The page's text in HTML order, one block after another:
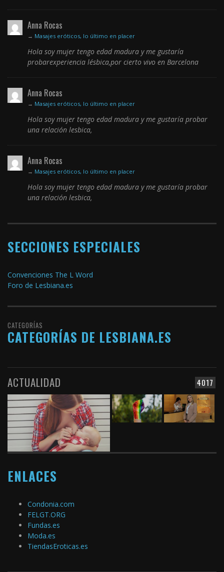
Anna Rocas
→ Masajes eróticos, lo último en placer
Hola soy mujer tengo edad madura y me gustaría
probarexperiencia lésbica,por cierto vivo en Barcelona
Anna Rocas
→ Masajes eróticos, lo último en placer
Hola soy mujer tengo edad madura y me gustaría probar
una relación lesbica,
Anna Rocas
→ Masajes eróticos, lo último en placer
Hola soy mujer tengo edad madura y me gustaría probar
una relación lesbica,
SECCIONES ESPECIALES
Convenciones The L Word
Foro de Lesbiana.es
CATEGORÍAS
CATEGORÍAS DE LESBIANA.ES
4017
ACTUALIDAD
ENLACES
Condonia.com
FELGT.ORG
Fundas.es
Moda.es
TiendasEroticas.es